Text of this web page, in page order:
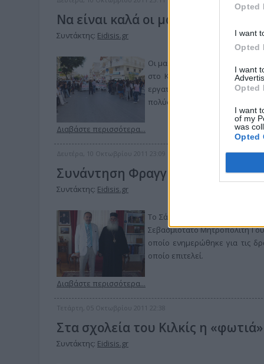
Opted
I want
Opted
I want
Opted
I want
of my
was
Opted
Να είναι καλά οι μαθητές…
Συντάκτης: Eidisis.gr
Οι μαθητές έδωσαν τον τόνο
στο Κιλκίς. Αν κρίνει η
εργατών και υπαλλήλων,
πολύς κόσμος δεν βγήκε στους
Διαβάστε περισσότερα...
Δευτέρα, 10 Οκτωβρίου 2011 23:09
Συνάντηση Φραγγίδη - Δημητρίου
Συντάκτης: Eidisis.gr
Το Σάββατο 1 Οκτωβρίου 2011,
Σεβασμιότατο Μητροπολίτη
οποίο ενημερώθηκε για τις
οποίο επιτελεί.
Διαβάστε περισσότερα...
Τετάρτη, 05 Οκτωβρίου 2011 22:38
Στα σχολεία του Κιλκίς η
Συντάκτης: Eidisis.gr